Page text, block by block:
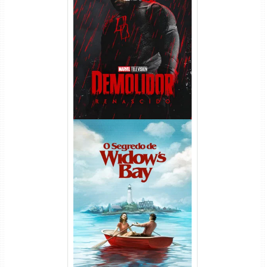
Demolidor: Renascido 2ª
Temporada (2026) WEB-DL
1080p Dual Áudio
O Segredo de Widow’s Bay
1ª Temporada Torrent (2026)
WEB-DL 1080p Dual Áudio